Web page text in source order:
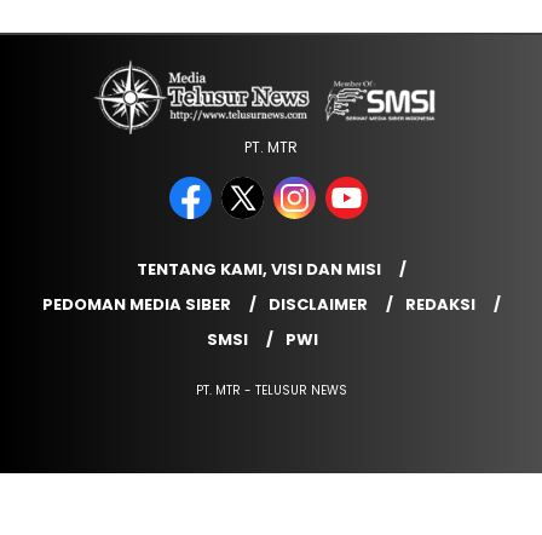
PT. MTR
TENTANG KAMI, VISI DAN MISI
PEDOMAN MEDIA SIBER
DISCLAIMER
REDAKSI
SMSI
PWI
PT. MTR - TELUSUR NEWS